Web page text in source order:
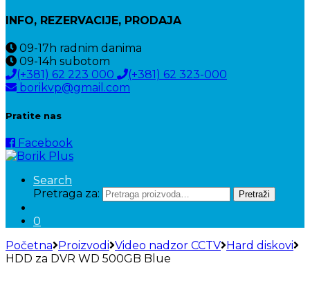
INFO, REZERVACIJE, PRODAJA
09-17h radnim danima
09-14h subotom
(+381) 62 223 000
(+381) 62 323-000
borikvp@gmail.com
Pratite nas
Facebook
Search
Pretraga za:
Pretraži
0
Početna Proizvodi Video nadzor CCTV Hard diskovi
HDD za DVR WD 500GB Blue